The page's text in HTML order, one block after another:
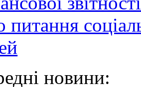
питання
новини: